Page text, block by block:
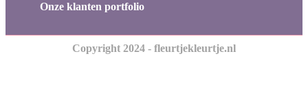
Onze klanten portfolio
Copyright 2024 - fleurtjekleurtje.nl